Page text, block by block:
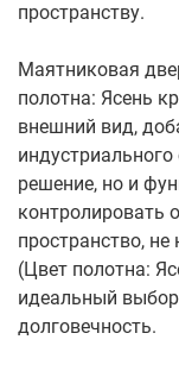
пространству.
Маятниковая
полотна: Ясень
внешний вид,
индустриального
решение, но и
контролировать
пространство,
(Цвет полотна:
идеальный выбор
долговечность.